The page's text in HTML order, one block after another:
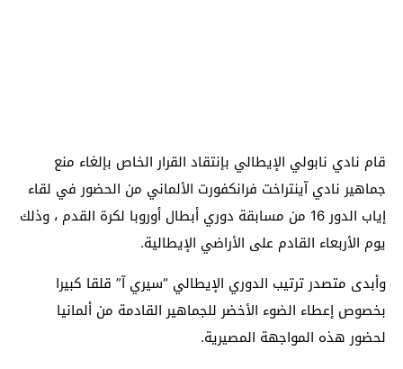
قام نادي نابولي الإيطالي بإنتقاد القرار الخاص بإلغاء منع
جماهير نادي آينتراخت فرانكفورت الألماني من الحضور في لقاء
إياب الدور 16 من مسابقة دوري أبطال أوروبا لكرة القدم ، وذلك
يوم الأربعاء القادم على الأراضي الإيطالية.
وأبدى متصدر ترتيب الدوري الإيطالي “سيري آ” قلقا كبيرا
بخصوص إعطاء الضوء الأخضر للجماهير القادمة من ألمانيا
لحضور هذه المواجهة المصيرية.